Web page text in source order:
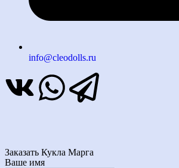
info@cleodolls.ru
Заказать Кукла Марга
Ваше имя